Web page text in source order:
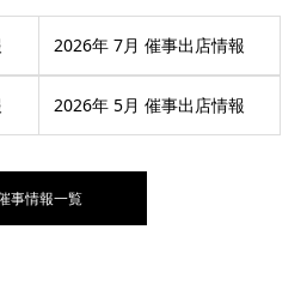
2026年 7月 催事出店情報
2026年 5月 催事出店情報
事情報一覧